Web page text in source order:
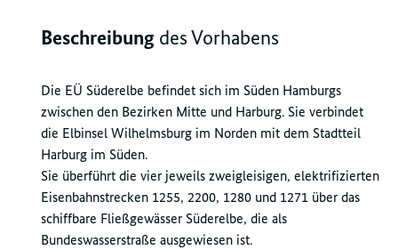
Beschreibung des Vorhabens
Die EÜ Süderelbe befindet sich im Süden Hamburgs
zwischen den Bezirken Mitte und Harburg. Sie verbindet
die Elbinsel Wilhelmsburg im Norden mit dem Stadtteil
Harburg im Süden.
Sie überführt die vier jeweils zweigleisigen, elektrifizierten
Eisenbahnstrecken 1255, 2200, 1280 und 1271 über das
schiffbare Fließgewässer Süderelbe, die als
Bundeswasserstraße ausgewiesen ist.